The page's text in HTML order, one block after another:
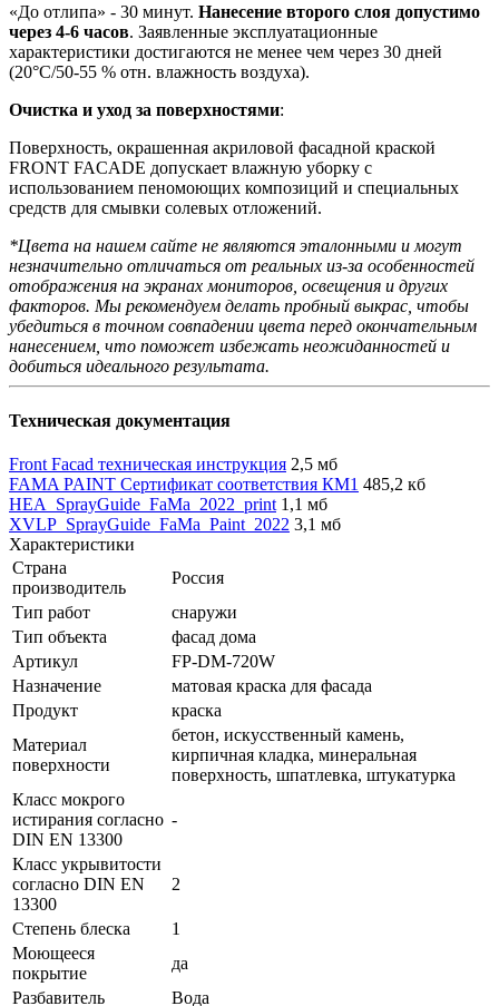
«До отлипа» - 30 минут. Нанесение второго слоя допустимо
через 4-6 часов. Заявленные эксплуатационные
характеристики достигаются не менее чем через 30 дней
(20°C/50-55 % отн. влажность воздуха).
Очистка и уход за поверхностями:
Поверхность, окрашенная акриловой фасадной краской
FRONT FACADE допускает влажную уборку с
использованием пеномоющих композиций и специальных
средств для смывки солевых отложений.
*Цвета на нашем сайте не являются эталонными и могут
незначительно отличаться от реальных из-за особенностей
отображения на экранах мониторов, освещения и других
факторов. Мы рекомендуем делать пробный выкрас, чтобы
убедиться в точном совпадении цвета перед окончательным
нанесением, что поможет избежать неожиданностей и
добиться идеального результата.
Техническая документация
Front Facad техническая инструкция 2,5 мб
FAMA PAINT Сертификат соответствия КМ1 485,2 кб
HEA_SprayGuide_FaMa_2022_print 1,1 мб
XVLP_SprayGuide_FaMa_Paint_2022 3,1 мб
Характеристики
Страна
производитель
Россия
Тип работ
снаружи
Тип объекта
фасад дома
Артикул
FP-DM-720W
Назначение
матовая краска для фасада
Продукт
краска
Материал
поверхности
бетон, искусственный камень,
кирпичная кладка, минеральная
поверхность, шпатлевка, штукатурка
Класс мокрого
истирания согласно
DIN EN 13300
-
Класс укрывитости
согласно DIN EN
13300
2
Степень блеска
1
Моющееся
покрытие
да
Разбавитель
Вода